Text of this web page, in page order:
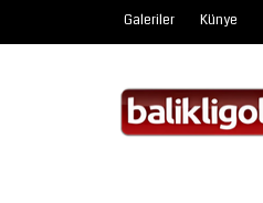
Galeriler Künye